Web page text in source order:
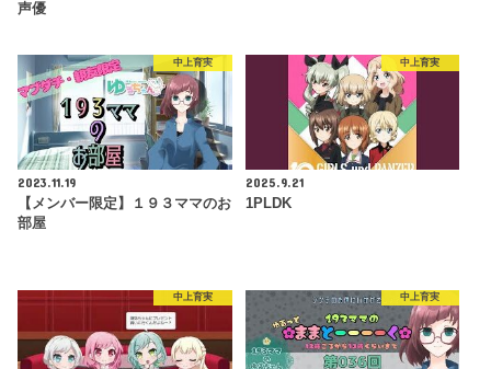
声優
中上育実
2023.11.19
【メンバー限定】１９３ママのお
部屋
中上育実
2025.9.21
1PLDK
中上育実 中上育実